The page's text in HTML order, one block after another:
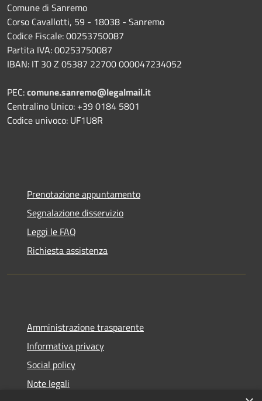
Comune di Sanremo
Corso Cavallotti, 59 - 18038 - Sanremo
Codice Fiscale: 00253750087
Partita IVA: 00253750087
IBAN: IT 30 Z 05387 22700 000047234052
PEC:comune.sanremo@legalmail.it
Centralino Unico: +39 0184 5801
Codice univoco: UF1U8R
Prenotazione appuntamento
Segnalazione disservizio
Leggi le FAQ
Richiesta assistenza
Amministrazione trasparente
Informativa privacy
Social policy
Note legali